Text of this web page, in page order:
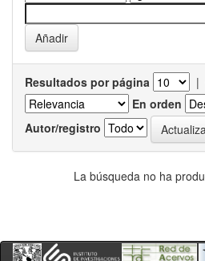
Resultados por página |
En orden
Autor/registro
La búsqueda no ha